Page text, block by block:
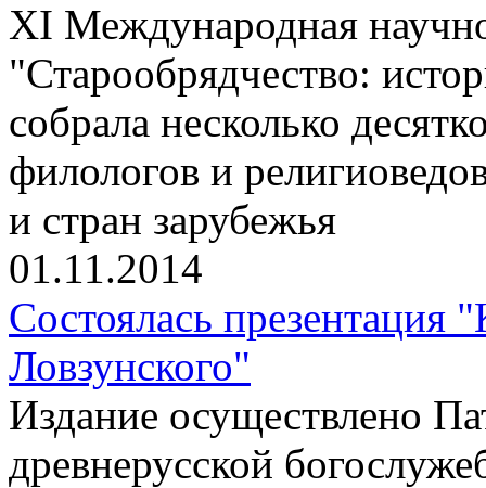
XI Международная
"Старообрядчество:
собрала несколько
филологов и
и стран зарубежья
01.11.2014
Состоялась
Ловзунского"
Издание осуществлено
древнерусской